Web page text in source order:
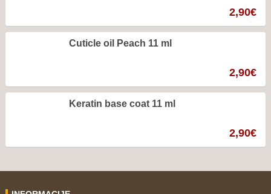
2,90€
Cuticle oil Peach 11 ml
2,90€
Keratin base coat 11 ml
2,90€